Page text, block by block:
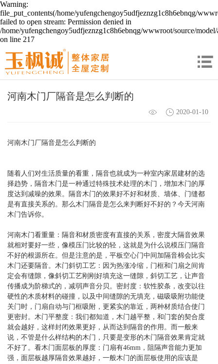
Warning:
file_put_contents(/home/yufengchengoy5udfjeznzg1c8h6ebnqg/
failed to open stream: Permission denied in
/home/yufengchengoy5udfjeznzg1c8h6ebnqg/wwwroot/source/model/
on line 217
河南木门厂隔音是怎么判断的
2020-01-10
河南木门厂隔音是怎么判断的
随着人们对生活质量的看重，隔音也就成为一种室内家居建材的选
择趋势，隔音木门是一种通过特殊技术处理的木门，增加木门的厚
度达到减噪的效果。隔音木门的效果好不好和材质、墙体、门缝都
是有直接关系的。那么木门隔音是怎么来判断好不好的？今天河南
木门告诉你。
河南木门看重量：隔音和材质密度有直接的关系，密度大隔音效果
就相对要好一些，像模压门比较的轻，这就是为什么说模压门隔音
不好的根源所在。但是注意的是，平板空心门中间加隔音棉会比实
木门还要隔音。木门斜切工艺：因为热涨冷缩，门框和门扇之间肯
定会有缝隙，像斜切工艺刚刚好填充这一缝隙，斜切工艺，让声音
传播成为阶梯式的，减弱声音分贝。密封度：软性胶条，改变以往
硬性的木质材料的碰撞，以及中间缝隙的无填充，磁吸吸附功能使
关门时，门扇自动与门框吸附，更紧实的靠近，两种材质结合使门
更密封。木门平整度：我们都知道，木门越平整，和门套的契合度
就会越好，这样封闭效果更好，从而达到隔音的作用。而一般来
说，不管是什么样结构的木门，只要是变形的木门隔音效果肯定就
不好了。看木门面层板的厚度：门扇有46mm，阻隔声音能力更加
强，面层板越厚隔音效果越好，一般木门的面层板使用的应该是